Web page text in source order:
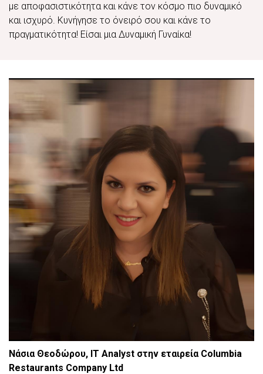
με αποφασιστικότητα και κάνε τον κόσμο πιο δυναμικό
και ισχυρό. Κυνήγησε το όνειρό σου και κάνε το
πραγματικότητα! Είσαι μια Δυναμική Γυναίκα!
Νάσια Θεοδώρου, IT Analyst στην εταιρείαColumbia
Restaurants Company Ltd